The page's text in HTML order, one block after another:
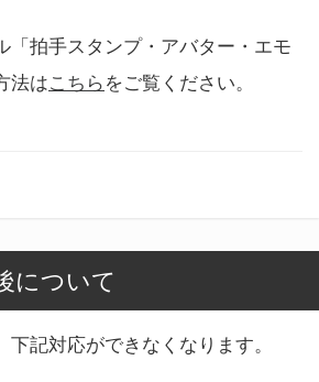
「拍手スタンプ・アバター・エモ
法はこちら をご覧ください。
について
記対応ができなくなります。